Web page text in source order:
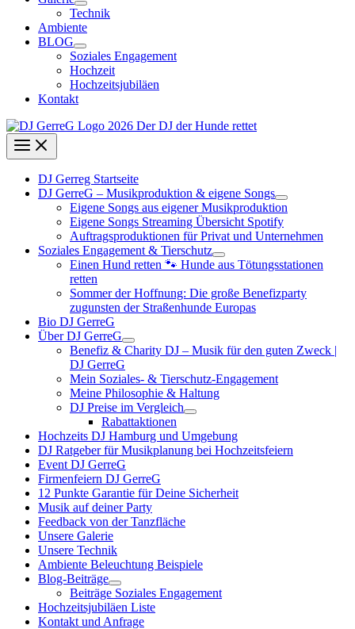
Technik
Ambiente
BLOG
Soziales Engagement
Hochzeit
Hochzeitsjubiläen
Kontakt
DJ Gerreg Startseite
DJ GerreG – Musikproduktion & eigene Songs
Eigene Songs aus eigener Musikproduktion
Eigene Songs Streaming Übersicht Spotify
Auftragsproduktionen für Privat und Unternehmen
Soziales Engagement & Tierschutz
Einen Hund retten 🐾 Hunde aus Tötungsstationen
retten
Sommer der Hoffnung: Die große Benefizparty
zugunsten der Straßenhunde Europas
Bio DJ GerreG
Über DJ GerreG
Benefiz & Charity DJ – Musik für den guten Zweck |
DJ GerreG
Mein Soziales- & Tierschutz-Engagement
Meine Philosophie & Haltung
DJ Preise im Vergleich
Rabattaktionen
Hochzeits DJ Hamburg und Umgebung
DJ Ratgeber für Musikplanung bei Hochzeitsfeiern
Event DJ GerreG
Firmenfeiern DJ GerreG
12 Punkte Garantie für Deine Sicherheit
Musik auf deiner Party
Feedback von der Tanzfläche
Unsere Galerie
Unsere Technik
Ambiente Beleuchtung Beispiele
Blog-Beiträge
Beiträge Soziales Engagement
Hochzeitsjubiläen Liste
Kontakt und Anfrage